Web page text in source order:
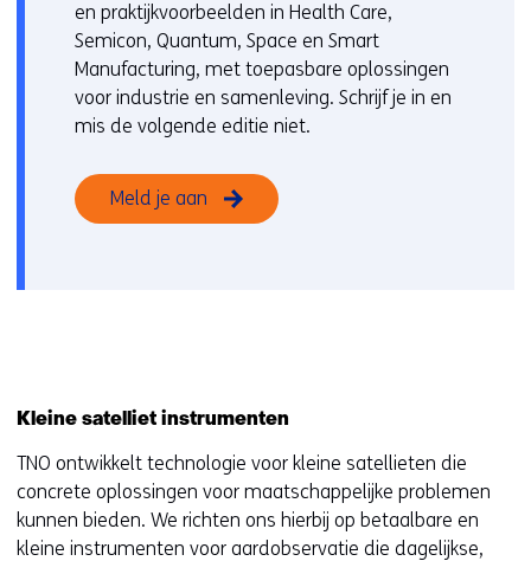
en praktijkvoorbeelden in Health Care,
Semicon, Quantum, Space en Smart
Manufacturing, met toepasbare oplossingen
voor industrie en samenleving. Schrijf je in en
mis de volgende editie niet.
Meld je aan
Kleine satelliet instrumenten
TNO ontwikkelt technologie voor kleine satellieten die
concrete oplossingen voor maatschappelijke problemen
kunnen bieden. We richten ons hierbij op betaalbare en
kleine instrumenten voor aardobservatie die dagelijkse,